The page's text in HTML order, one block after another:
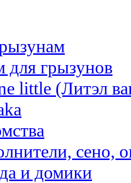
для грызунов
little (Литэл
сено,
и домики